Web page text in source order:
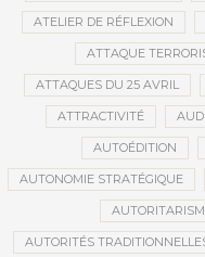
ATELIER DE RÉFLEXION
ATTAQUE
ATTAQUES DU 25 AVRIL
ATTRACTIVITÉ
AUTOÉDITION
AUTONOMIE STRATÉGIQUE
AUTORITÉS